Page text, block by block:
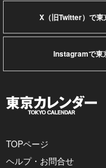
X（旧Twitter）で東
Instagramで東
TOPページ
ヘルプ・お問合せ